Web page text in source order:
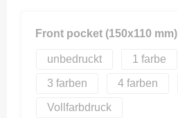
Front pocket (150x110 mm)
unbedruckt 1
3 4
Vollfarbdruck